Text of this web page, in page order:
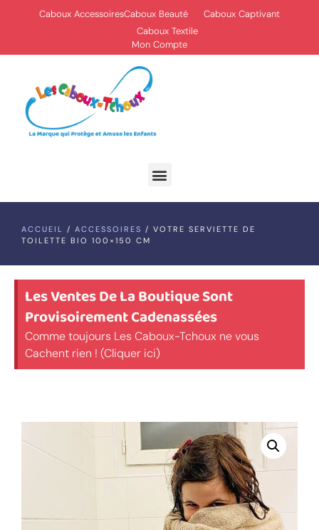
Caboux AccessoiresCaboux Beauté
Caboux Captivant
Caboux Textile
Mon Compte
ACCUEIL / ACCESSOIRES / VOTRE SERVIETTE DE
TOILETTE BIO 100×150 CM
Les Ventes De La Boutique Sont
Provisoirement Cadenassées
Comme toujours Les Caboux-Tchoux ne vous
Cachent rien ! (Cliquer ici)